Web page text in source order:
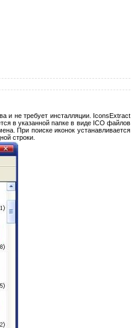
и не требует инсталляции. IconsExtract
в указанной папке в виде ICO файлов
При поиске иконок устанавливается
строки.